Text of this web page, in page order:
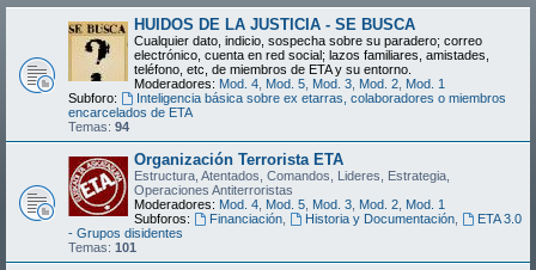
HUIDOS DE LA JUSTICIA - SE BUSCA
Cualquier dato, indicio, sospecha sobre su paradero; correo
electrónico, cuenta en red social; lazos familiares, amistades,
teléfono, etc, de miembros de ETA y su entorno.
Moderadores: Mod. 4 Mod. 5 Mod. 3 Mod. 2 Mod. 1
Subforo:
Inteligencia básica sobre ex etarras, colaboradores o miembros
encarcelados de ETA
Temas: 94
Organización Terrorista ETA
Estructura, Atentados, Comandos, Lideres, Estrategia,
Operaciones Antiterroristas
Moderadores: Mod. 4 Mod. 5 Mod. 3 Mod. 2 Mod. 1
Subforos:
Financiación, Historia y Documentación,
ETA 3.0
- Grupos disidentes
Temas: 101